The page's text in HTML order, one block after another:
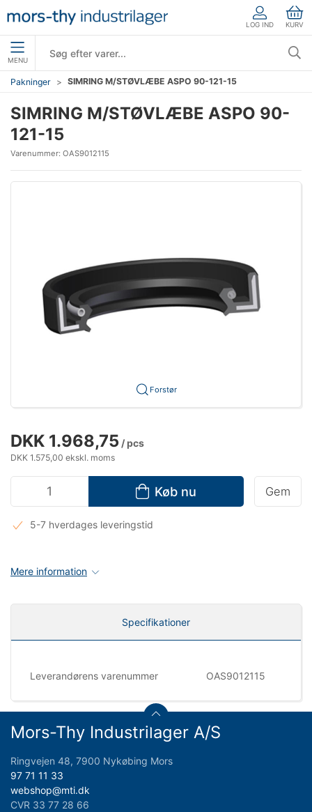
LOG IND KURV
MENU
Pakninger SIMRING M/STØVLÆBE ASPO 90-121-15
SIMRING M/STØVLÆBE ASPO 90-
121-15
Varenummer: OAS9012115
Forstør
DKK 1.968,75 / pcs
DKK 1.575,00 ekskl. moms
Køb nu Gem
5-7 hverdages leveringstid
Mere information
Specifikationer
Leverandørens varenummer OAS9012115
Mors-Thy Industrilager A/S
Ringvejen 48, 7900 Nykøbing Mors
97 71 11 33
webshop@mti.dk
CVR 33 77 28 66